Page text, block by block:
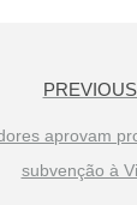
aprovam
subvenção à